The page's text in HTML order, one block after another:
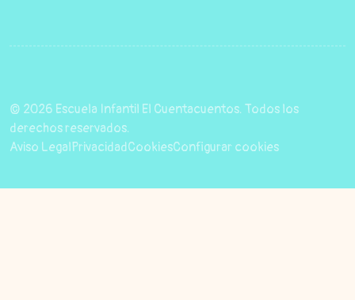
© 2026 Escuela Infantil El Cuentacuentos. Todos los
derechos reservados.
Aviso LegalPrivacidadCookiesConfigurar cookies